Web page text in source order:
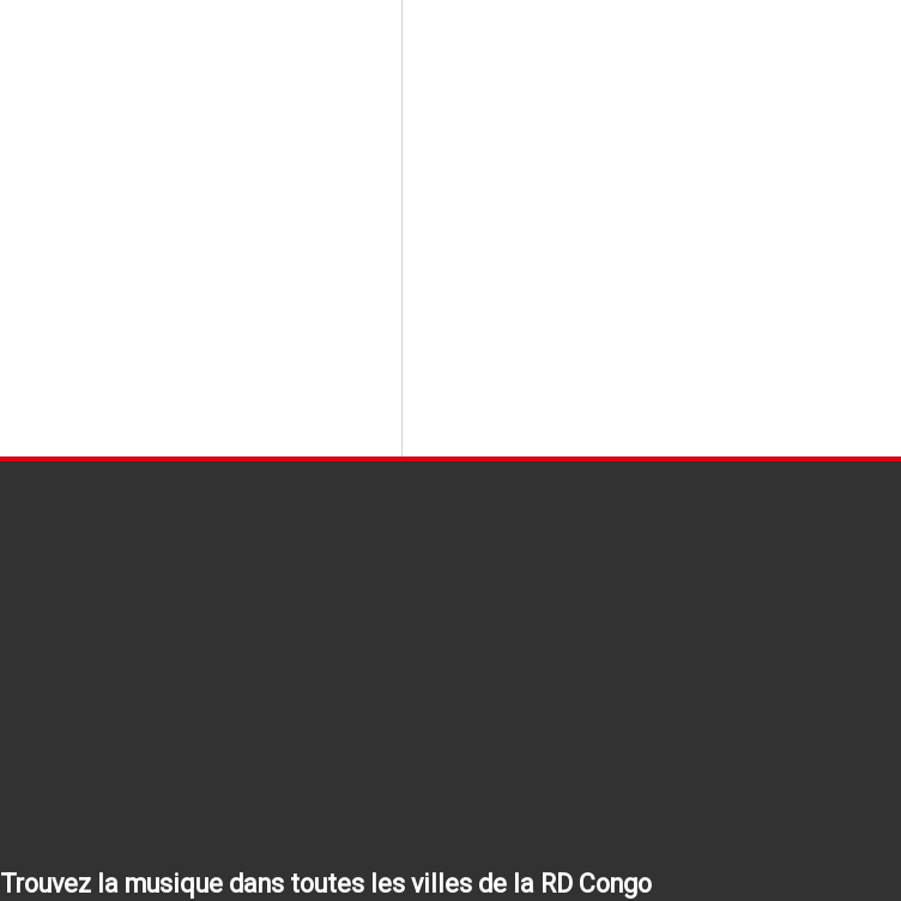
Trouvez la musique dans toutes les villes de la RD Congo